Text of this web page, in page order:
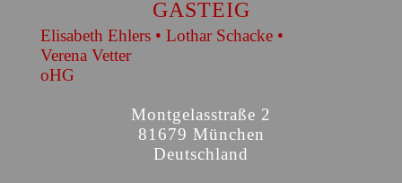
GASTEIG
Elisabeth Ehlers • Lothar Schacke •
Verena Vetter
oHG
Montgelasstraße 2
81679 München
Deutschland